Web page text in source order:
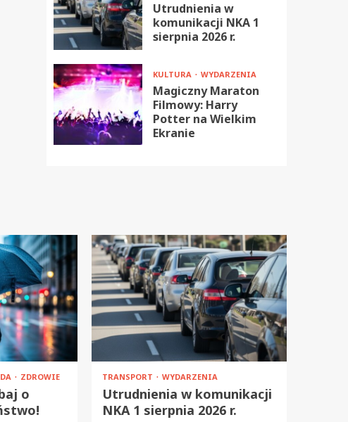
Utrudnienia w
komunikacji NKA 1
sierpnia 2026 r.
KULTURA WYDARZENIA
Magiczny Maraton
Filmowy: Harry
Potter na Wielkim
Ekranie
ZDROWIE
o
TRANSPORT WYDARZENIA
Utrudnienia w komunikacji
NKA 1 sierpnia 2026 r.